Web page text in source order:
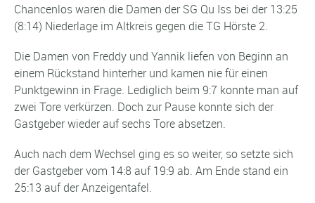
Chancenlos waren die Damen der SG Qu Iss bei der 13:25
(8:14) Niederlage im Altkreis gegen die TG Hörste 2.
Die Damen von Freddy und Yannik liefen von Beginn an
einem Rückstand hinterher und kamen nie für einen
Punktgewinn in Frage. Lediglich beim 9:7 konnte man auf
zwei Tore verkürzen. Doch zur Pause konnte sich der
Gastgeber wieder auf sechs Tore absetzen.
Auch nach dem Wechsel ging es so weiter, so setzte sich
der Gastgeber vom 14:8 auf 19:9 ab. Am Ende stand ein
25:13 auf der Anzeigentafel.